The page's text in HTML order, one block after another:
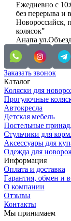
Ежедневно с
без перерыва и
Новороссийск,
колясок"
Анапа
Заказать звонок
Каталог
Коляски для
Прогулочные
Автокресла
Детская мебель
Постельные
Стульчики для
Аксессуары для
Одежда для
Информация
Оплата и доставка
Гарантия, обмен и
О компании
Отзывы
Контакты
Мы принимаем